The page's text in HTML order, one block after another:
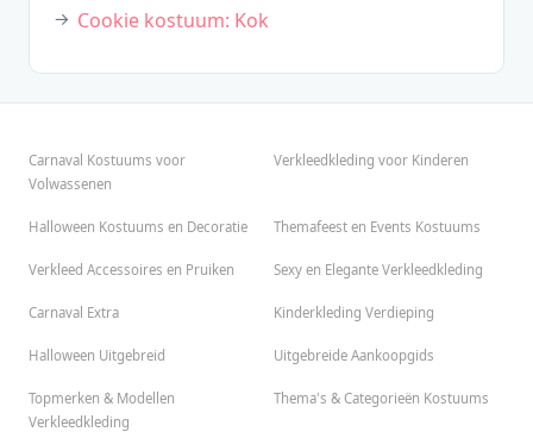
Cookie kostuum: Kok
Carnaval Kostuums voor
Volwassenen
Verkleedkleding voor Kinderen
Halloween Kostuums en Decoratie Themafeest en Events Kostuums
Verkleed Accessoires en Pruiken Sexy en Elegante Verkleedkleding
Carnaval Extra Kinderkleding Verdieping
Halloween Uitgebreid Uitgebreide Aankoopgids
Topmerken & Modellen
Verkleedkleding
Thema's & Categorieën Kostuums